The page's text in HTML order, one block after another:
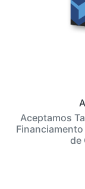
Aceptamos
de